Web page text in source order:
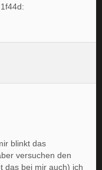
blinkt das
versuchen den
das bei mir auch) ich